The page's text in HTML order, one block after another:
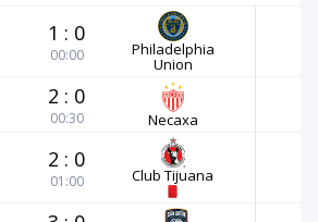
1 : 0
00:00 Philadelphia
Union
2 : 0
00:30 Necaxa
2 : 0
01:00 Club Tijuana